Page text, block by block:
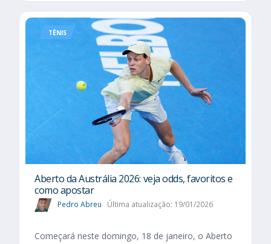
TÊNIS
Aberto da Austrália 2026: veja odds, favoritos e
como apostar
Pedro Abreu Última atualização: 19/01/2026
Começará neste domingo, 18 de janeiro, o Aberto